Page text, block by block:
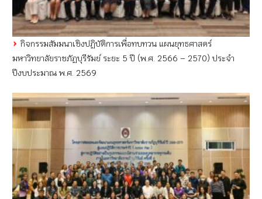
กิจกรรมสัมมนาเชิงปฏิบัติการเพื่อทบทวน แผนยุทธศาสตร์
มหาวิทยาลัยราชภัฏบุรีรัมย์ ระยะ 5 ปี (พ.ศ. 2566 – 2570) ประจำ
ปีงบประมาณ พ.ศ. 2569